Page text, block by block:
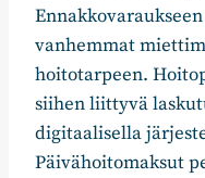
vanhemmat
hoitotarpeen.
siihen liittyvä
digitaalisella
Päivähoitomaksut